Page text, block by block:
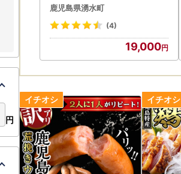
鹿児島県湧水町
(4)
19,000
円